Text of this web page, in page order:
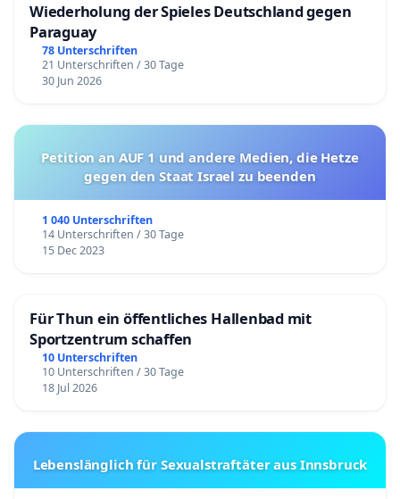
Wiederholung der Spieles Deutschland gegen
Paraguay
78 Unterschriften
21 Unterschriften / 30 Tage
30 Jun 2026
Petition an AUF 1 und andere Medien, die Hetze
gegen den Staat Israel zu beenden
1 040 Unterschriften
14 Unterschriften / 30 Tage
15 Dec 2023
Für Thun ein öffentliches Hallenbad mit
Sportzentrum schaffen
10 Unterschriften
10 Unterschriften / 30 Tage
18 Jul 2026
Lebenslänglich für Sexualstraftäter aus Innsbruck